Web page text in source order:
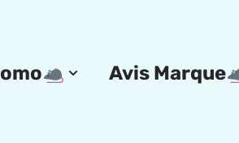
Avis Marque